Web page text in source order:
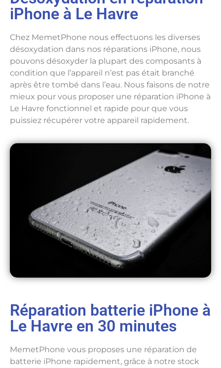
iPhone à Le Havre
Chez MemetPhone nous effectuons les diverses
désoxydation dans nos réparations iPhone, nous
pouvons désoxyder la plupart des composants à
condition que l’appareil n’est pas était branché
après être tombé dans l’eau. Nous faisons de notre
mieux pour vous proposer une réparation iPhone à
Le Havre fonctionnel et rapide pour que vous
puissiez récupérer votre appareil rapidement.
Réparation batterie iPhone à
Le Havre en 30 minutes
MemetPhone vous proposes une réparation de
batterie iPhone rapidement, grâce à notre stock